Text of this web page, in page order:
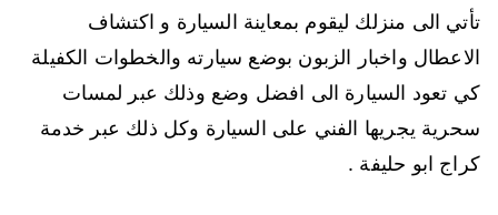
تأتي الى منزلك ليقوم بمعاينة السيارة و اكتشاف
الاعطال واخبار الزبون بوضع سيارته والخطوات الكفيلة
كي تعود السيارة الى افضل وضع وذلك عبر لمسات
سحرية يجريها الفني على السيارة وكل ذلك عبر خدمة
كراج ابو حليفة .